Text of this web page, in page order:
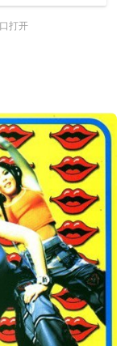
打开